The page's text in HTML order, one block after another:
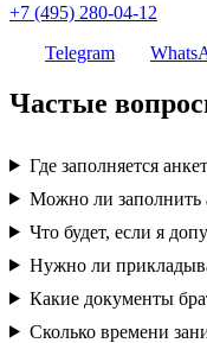
+7 (495) 280-04-12
Telegram
Частые
Где заполняется
Можно ли заполнить
Что будет, если я
Нужно ли
Какие документы
Сколько времени